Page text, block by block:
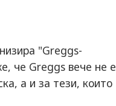
"Greggs-
че Greggs вече не е
а и за тези, които